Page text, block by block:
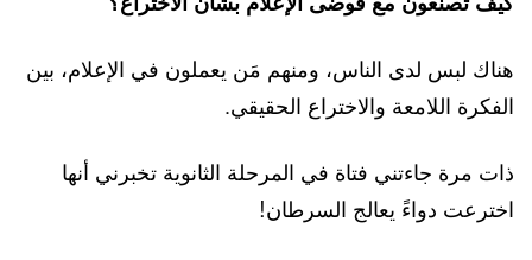
هناك لبس لدى الناس، ومنهم مَن يعملون في الإعلام، بين
الفكرة اللامعة والاختراع الحقيقي.
ذات مرة جاءتني فتاة في المرحلة الثانوية تخبرني أنها
اخترعت دواءً يعالج السرطان!